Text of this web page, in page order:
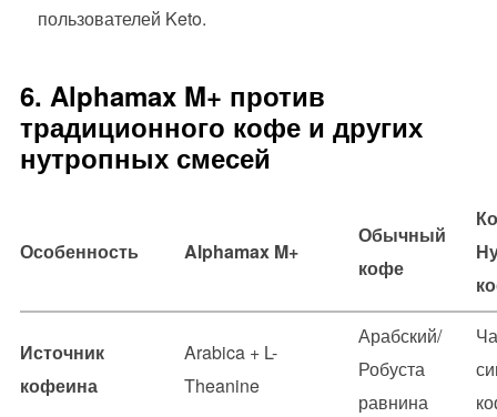
пользователей Keto.
6. Alphamax M+ против
традиционного кофе и других
нутропных смесей
Особенность Alphamax M+
Обычный
кофе
Источник
кофеина
Arabica + L-
Theanine
Арабский/
Робуста
равнина